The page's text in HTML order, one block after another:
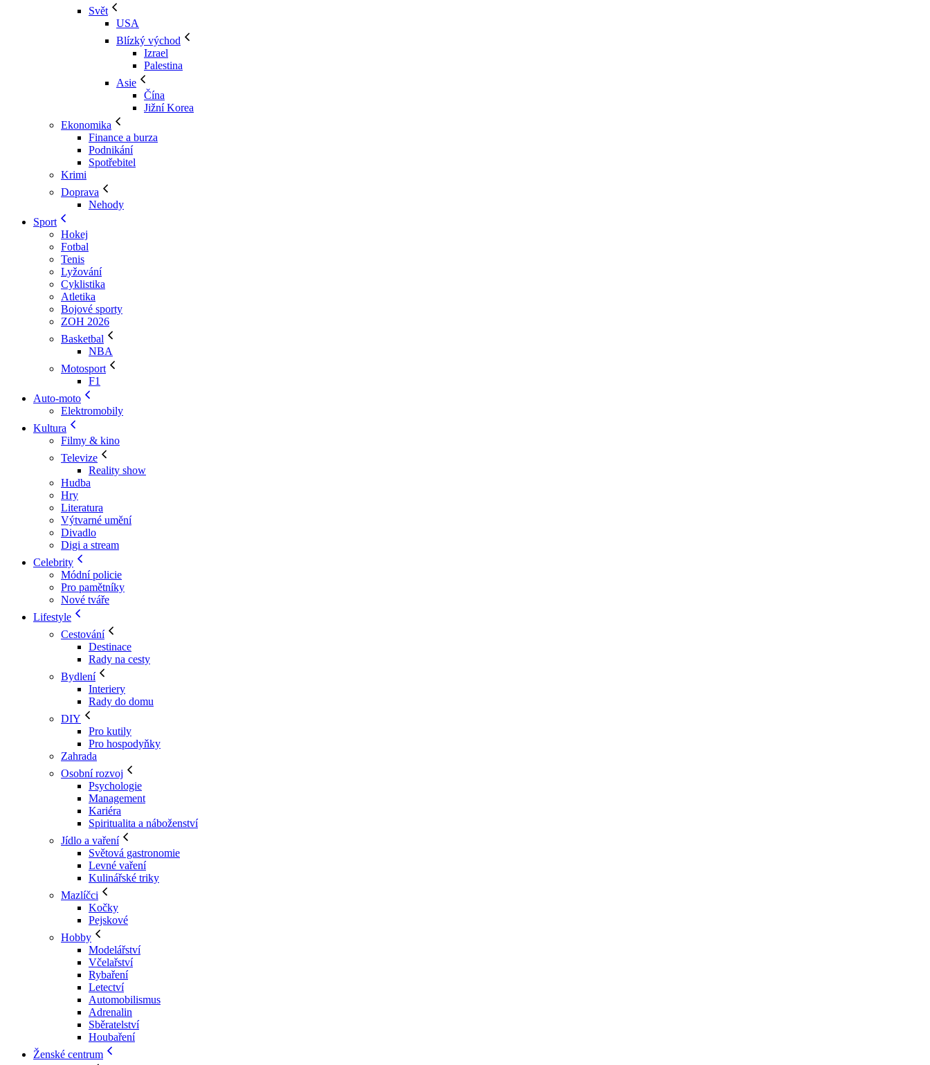
Svět
USA
Blízký východ
Izrael
Palestina
Asie
Čína
Jižní Korea
Ekonomika
Finance a burza
Podnikání
Spotřebitel
Krimi
Doprava
Nehody
Sport
Hokej
Fotbal
Tenis
Lyžování
Cyklistika
Atletika
Bojové sporty
ZOH 2026
Basketbal
NBA
Motosport
F1
Auto-moto
Elektromobily
Kultura
Filmy & kino
Televize
Reality show
Hudba
Hry
Literatura
Výtvarné umění
Divadlo
Digi a stream
Celebrity
Módní policie
Pro pamětníky
Nové tváře
Lifestyle
Cestování
Destinace
Rady na cesty
Bydlení
Interiery
Rady do domu
DIY
Pro kutily
Pro hospodyňky
Zahrada
Osobní rozvoj
Psychologie
Management
Kariéra
Spiritualita a náboženství
Jídlo a vaření
Světová gastronomie
Levné vaření
Kulinářské triky
Mazlíčci
Kočky
Pejskové
Hobby
Modelářství
Včelařství
Rybaření
Letectví
Automobilismus
Adrenalin
Sběratelství
Houbaření
Ženské centrum